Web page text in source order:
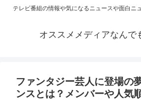
テレビ番組の情報や気になるニュースや面白ニ
オススメメディアなんで
ファンタジー芸人に登場の
ンスとは？メンバーや人気